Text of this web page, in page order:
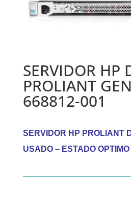
SERVIDOR HP
PROLIANT
668812-001
SERVIDOR HP PROLIANT
USADO – ESTADO OPTIMO